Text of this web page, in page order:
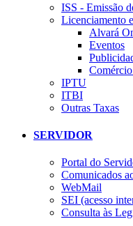
ISS - Emissão
Licenciamento
Alvará
Eventos
IPTU
ITBI
Outras Taxas
SERVIDOR
Portal do
Comunicados
WebMail
SEI (acesso
Consulta às